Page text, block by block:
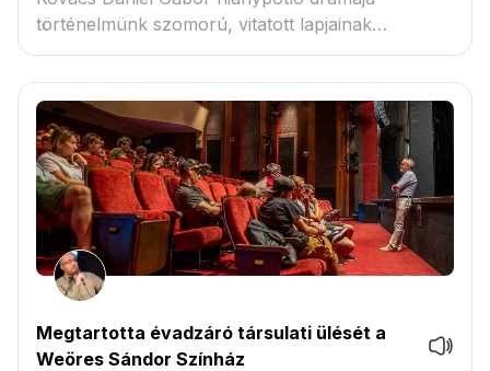
történelmünk szomorú, vitatott lapjainak
egyik sokáig margóra helyezett fejezetét, az
utolsó magyar király, IV. Károly két
visszatérési kísérletét és a körülötte zajló
eseményeket dolgozza fel.
Megtartotta évadzáró társulati ülését a
Weöres Sándor Színház